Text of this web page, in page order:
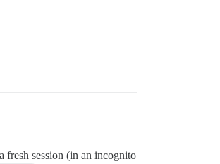
fresh session (in an incognito